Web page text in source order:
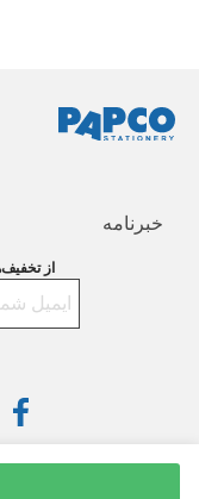
خبرنامه
از